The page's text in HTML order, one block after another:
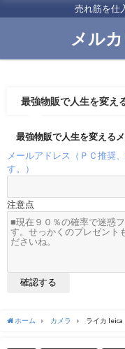
売れ筋を仕
メル
最強物販で人生を変え
最強物販で人生を変える
メールアドレス（ＰＣ推奨
す。）
注意点
ホーム カメラ
ライカ